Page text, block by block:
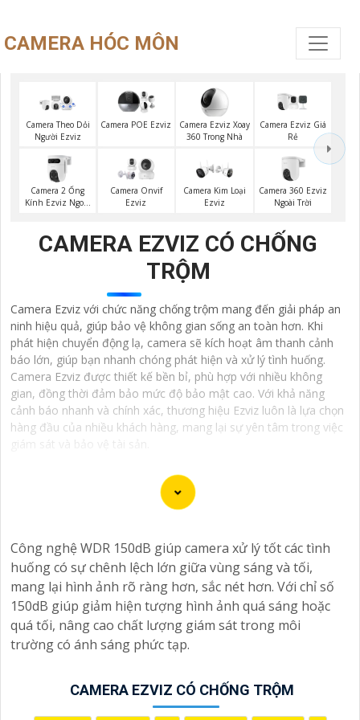
CAMERA HÓC MÔN
Camera Theo Dỏi
Người Ezviz
Camera POE Ezviz
Camera Ezviz Xoay
360 Trong Nhà
Camera Ezviz Giá
Rẻ
Camera 2 Ống
Kính Ezviz Ngoài
Camera Onvif
Ezviz
Camera Kim Loại
Ezviz
Camera 360 Ezviz
Ngoài Trời
CAMERA EZVIZ CÓ CHỐNG
TRỘM
Camera Ezviz với chức năng chống trộm mang đến giải pháp an
ninh hiệu quả, giúp bảo vệ không gian sống an toàn hơn. Khi
phát hiện chuyển động lạ, camera sẽ kích hoạt âm thanh cảnh
báo lớn, giúp bạn nhanh chóng phát hiện và xử lý tình huống.
Camera Ezviz được thiết kế bền bỉ, phù hợp với nhiều không
gian, đồng thời đảm bảo mức độ bảo mật cao. Với khả năng
cảnh báo nhanh và chính xác, thương hiệu Ezviz luôn là lựa chọn
hàng đầu của nhiều khách hàng, mang lại sự yên tâm trong việc
giám sát và bảo vệ tài sản.
giải pháp hiệu quả để bảo vệ tài sản và nhà ở của bạn.
Camera báo động chống trộm giúp bạn theo dõi và ghi
lại hình ảnh, cung cấp cảnh báo ngay khi phát hiện sự
xâm nhập hoặc hành vi đáng ngờ trong không gian
được giám sát.
Nếu bạn quan tâm đến việc lắp đặt Camera Báo Động
cấp dịch vụ lắp đặt camera hoặc công ty an ninh chuyên
nghiệp địa phương. Bạn cũng có thể tìm hiểu về các sản
Công nghệ WDR 150dB giúp camera xử lý tốt các tình
huống có sự chênh lệch lớn giữa vùng sáng và tối,
mang lại hình ảnh rõ ràng hơn, sắc nét hơn. Với chỉ số
150dB giúp giảm hiện tượng hình ảnh quá sáng hoặc
quá tối, nâng cao chất lượng giám sát trong môi
trường có ánh sáng phức tạp.
CAMERA EZVIZ CÓ CHỐNG TRỘM